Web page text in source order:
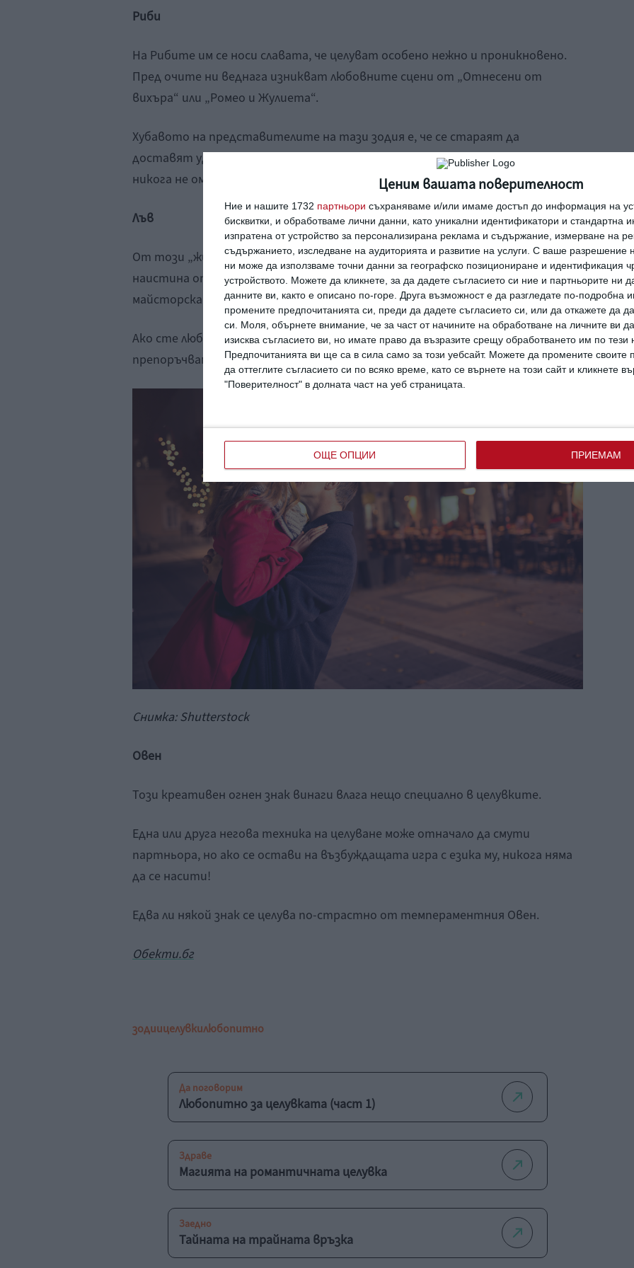
Ценим вашата поверителност
Ние и нашите 1732 партньори съхраняваме и/или имаме достъп до информация на
бисквитки, и обработваме лични данни, като уникални идентификатори и стандартна
изпратена от устройство за персонализирана реклама и съдържание, измерване на
съдържанието, изследване на аудиторията и развитие на услуги. С ваше разрешение
ни може да използваме точни данни за географско позициониране и идентификация
устройството. Можете да кликнете, за да дадете съгласието си ние и партньорите ни
данните ви, както е описано по-горе. Друга възможност е да разгледате по-подробна
промените предпочитанията си, преди да дадете съгласието си, или да откажете да
си.
Моля, обърнете внимание, че за част от начините на обработване на личните ви
изисква съгласието ви, но имате право да възразите срещу обработването им по тези
Предпочитанията ви ще са в сила само за този уебсайт. Можете да промените своите
да оттеглите съгласието си по всяко време, като се върнете на този сайт и кликнете
"Поверителност" в долната част на уеб страницата.
ОЩЕ ОПЦИИ ПРИЕМАМ
Риби
На Рибите им се носи славата, че целуват особено нежно и проникновено.
Пред очите ни веднага изникват любовните сцени от „Отнесени от
вихъра“ или „Ромео и Жулиета“.
Хубавото на представителите на тази зодия е, че се стараят да
доставят удоволствие и на партньора си. Целувките на този воден знак
никога не омръзват!
Лъв
От този „животински“ знак се очакват диви и страстни целувки. Той
наистина оправдава очакванията, като подлудява партньора си с
майсторската акробатика на езика си.
Ако сте любители на дълбоките продължителни целувки, горещо ви
препоръчваме да си хванете за гадже Лъв!
Снимка: Shutterstock
Овен
Този креативен огнен знак винаги влага нещо специално в целувките.
Една или друга негова техника на целуване може отначало да смути
партньора, но ако се остави на възбуждащата игра с езика му, никога няма
да се насити!
Едва ли някой знак се целува по-страстно от темпераментния Овен.
Обекти.бг
зодиицелувкилюбопитно
Да поговорим
Любопитно за целувката (част 1)
Здраве
Магията на романтичната целувка
Заедно
Тайната на трайната връзка